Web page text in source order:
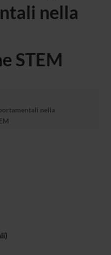
nella
STEM
nella